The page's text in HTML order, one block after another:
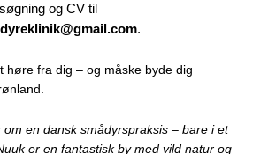
og CV til
.
høre fra dig – og måske byde dig
om en dansk smådyrspraksis – bare i et
er en fantastisk by med vild natur og